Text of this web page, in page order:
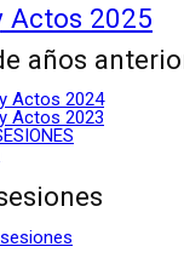
Actos 2025
años
Actos 2024
Actos 2023